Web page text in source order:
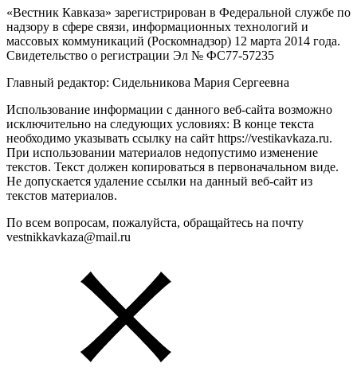
«Вестник Кавказа» зарегистрирован в Федеральной службе по
надзору в сфере связи, информационных технологий и
массовых коммуникаций (Роскомнадзор) 12 марта 2014 года.
Свидетельство о регистрации Эл № ФС77-57235
Главный редактор: Сидельникова Мария Сергеевна
Использование информации с данного веб-сайта возможно
исключительно на следующих условиях: В конце текста
необходимо указывать ссылку на сайт https://vestikavkaza.ru.
При использовании материалов недопустимо изменение
текстов. Текст должен копироваться в первоначальном виде.
Не допускается удаление ссылки на данный веб-сайт из
текстов материалов.
По всем вопросам, пожалуйста, обращайтесь на почту
vestnikkavkaza@mail.ru